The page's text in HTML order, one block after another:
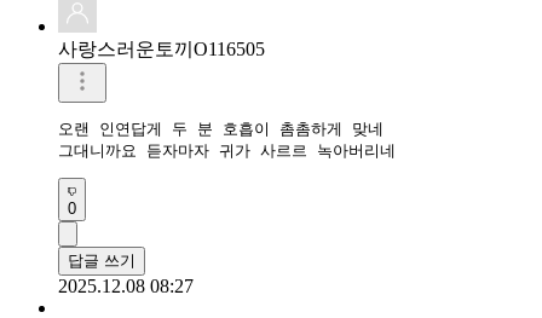
사랑스러운토끼O116505
오랜 인연답게 두 분 호흡이 촘촘하게 맞네
그대니까요 듣자마자 귀가 사르르 녹아버리네
0
답글 쓰기
2025.12.08 08:27